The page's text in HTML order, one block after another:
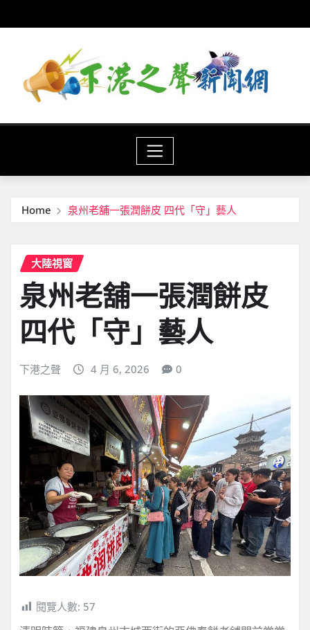
to
Home 泉州老舖一張潤餅皮 四代「守」藝人
大陸視窗
泉州老舖一張潤餅皮
四代「守」藝人
下港之聲 4 月 6, 2026 0
閱覽人數: 57